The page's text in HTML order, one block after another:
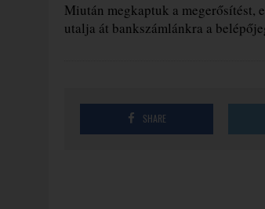
Miután megkaptuk a megerősítést,
utalja át bankszámlánkra a
SHARE